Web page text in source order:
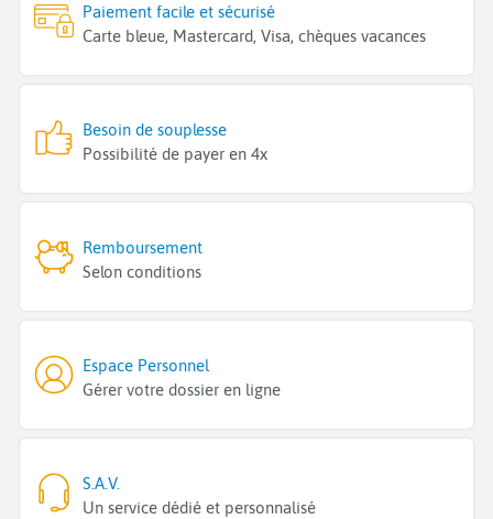
Paiement facile et sécurisé
Carte bleue, Mastercard, Visa, chèques vacances
Besoin de souplesse
Possibilité de payer en 4x
Remboursement
Selon conditions
Espace Personnel
Gérer votre dossier en ligne
S.A.V.
Un service dédié et personnalisé